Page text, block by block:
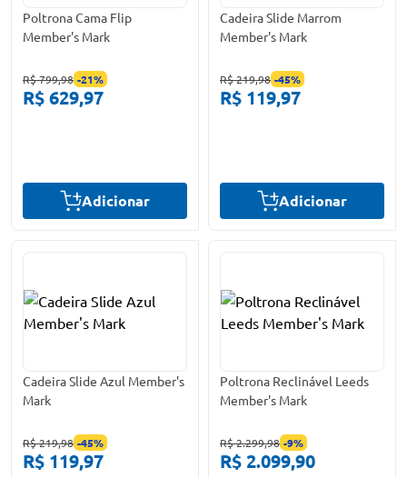
Poltrona Cama Flip
Member's Mark
R$ 799,98 -21%
R$ 629,97
Adicionar
Cadeira Slide Marrom
Member's Mark
R$ 219,98 -45%
R$ 119,97
Adicionar
Cadeira Slide Azul Member's
Mark
R$ 219,98 -45%
R$ 119,97
Poltrona Reclinável Leeds
Member's Mark
R$ 2.299,98 -9%
R$ 2.099,90